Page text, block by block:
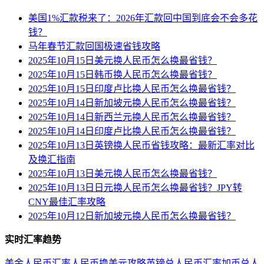
美国1%汇款税来了：2026年汇款回中国到底会不会多花
钱？
马年春节汇款回国极速省钱攻略
2025年10月15日美元换人民币怎么换最省钱？
2025年10月15日韩币换人民币怎么换最省钱？
2025年10月15日印度卢比换人民币怎么换最省钱？
2025年10月14日新加坡元换人民币怎么换最省钱？
2025年10月14日新西兰元换人民币怎么换最省钱？
2025年10月14日印度卢比换人民币怎么换最省钱？
2025年10月13日英镑换人民币省钱攻略：最新汇率对比
及换汇指南
2025年10月13日美元换人民币怎么换最省钱？
2025年10月13日日元换人民币怎么换最省钱？JPY转
CNY最佳汇率攻略
2025年10月12日新加坡元换人民币怎么换最省钱？
实时汇率趋势